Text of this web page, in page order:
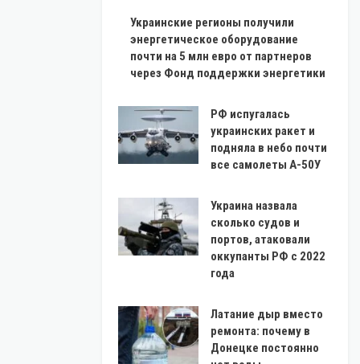
Украинские регионы получили
энергетическое оборудование
почти на 5 млн евро от партнеров
через Фонд поддержки энергетики
РФ испугалась
украинских ракет и
подняла в небо почти
все самолеты А-50У
Украина назвала
сколько судов и
портов, атаковали
оккупанты РФ с 2022
года
Латание дыр вместо
ремонта: почему в
Донецке постоянно